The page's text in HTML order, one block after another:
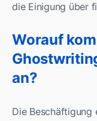
die Einigung über
Worauf
an?
Die